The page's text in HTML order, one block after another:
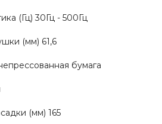
(Гц) 30Гц - 500Гц
(мм) 61,6
бумага
(мм) 165